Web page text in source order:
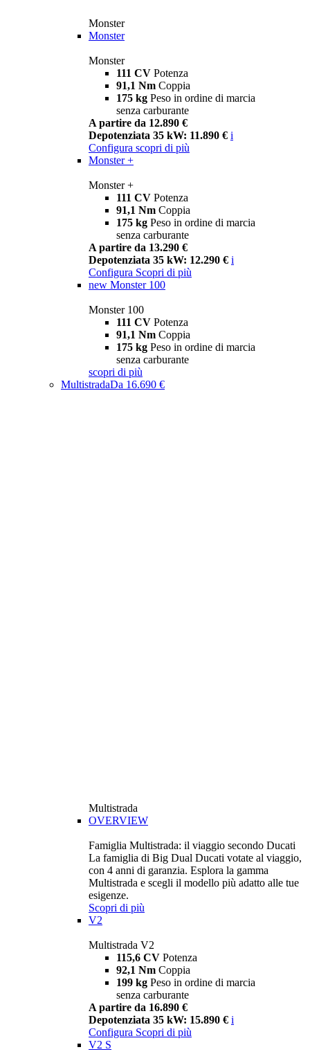
Monster
Monster
Monster
111 CV Potenza
91,1 Nm Coppia
175 kg Peso in ordine di marcia
senza carburante
A partire da 12.890 €
Depotenziata 35 kW: 11.890 € i
Configura scopri di più
Monster +
Monster +
111 CV Potenza
91,1 Nm Coppia
175 kg Peso in ordine di marcia
senza carburante
A partire da 13.290 €
Depotenziata 35 kW: 12.290 € i
Configura Scopri di più
new Monster 100
Monster 100
111 CV Potenza
91,1 Nm Coppia
175 kg Peso in ordine di marcia
senza carburante
scopri di più
MultistradaDa 16.690 €
Multistrada
OVERVIEW
Famiglia Multistrada: il viaggio secondo Ducati
La famiglia di Big Dual Ducati votate al viaggio,
con 4 anni di garanzia. Esplora la gamma
Multistrada e scegli il modello più adatto alle tue
esigenze.
Scopri di più
V2
Multistrada V2
115,6 CV Potenza
92,1 Nm Coppia
199 kg Peso in ordine di marcia
senza carburante
A partire da 16.890 €
Depotenziata 35 kW: 15.890 € i
Configura Scopri di più
V2 S